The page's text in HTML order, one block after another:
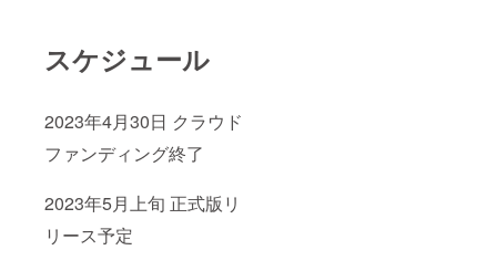
スケジュール
2023年4月30日 クラウド
ファンディング終了
2023年5月上旬 正式版リ
リース予定